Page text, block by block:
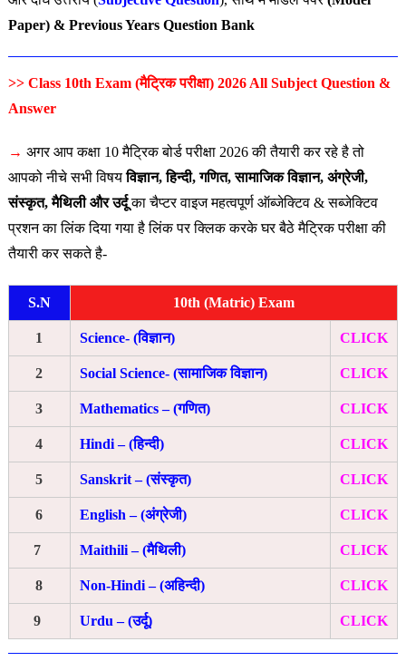
Paper) & Previous Years Question Bank
>> Class 10th Exam (मैट्रिक परीक्षा) 2026 All Subject Question &
Answer
→ अगर आप कक्षा 10 मैट्रिक बोर्ड परीक्षा 2026 की तैयारी कर रहे है तो
आपको नीचे सभी विषयविज्ञान, हिन्दी, गणित, सामाजिक विज्ञान, अंग्रेजी,
संस्कृत, मैथिली और उर्दूका चैप्टर वाइज महत्वपूर्ण ऑब्जेक्टिव & सब्जेक्टिव
प्रशन का लिंक दिया गया है लिंक पर क्लिक करके घर बैठे मैट्रिक परीक्षा की
तैयारी कर सकते है-
S.N 10th (Matric) Exam
1 Science- (विज्ञान) CLICK
2 Social Science- (सामाजिक विज्ञान) CLICK
3 Mathematics – (गणित) CLICK
4 Hindi – (हिन्दी) CLICK
5 Sanskrit – (संस्कृत) CLICK
6 English – (अंग्रेजी) CLICK
7 Maithili – (मैथिली) CLICK
8 Non-Hindi – (अहिन्दी) CLICK
9 Urdu – (उर्दू) CLICK